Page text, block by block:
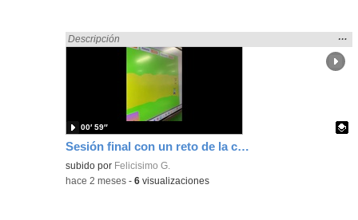
Sesión final con un reto de la carrera de Atalanta, programando con Scratch
Encontrado «Diseño» en:
Descripción
la
…
Contenido educativo.
subido por Felicisimo G.
00′ 59″
-hace 2 meses -6 visualizaciones